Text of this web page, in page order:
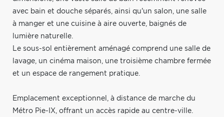
avec bain et douche séparés, ainsi qu'un salon, une salle
à manger et une cuisine à aire ouverte, baignés de
lumière naturelle.
Le sous-sol entièrement aménagé comprend une salle de
lavage, un cinéma maison, une troisième chambre fermée
et un espace de rangement pratique.
Emplacement exceptionnel, à distance de marche du
Métro Pie-IX, offrant un accès rapide au centre-ville.